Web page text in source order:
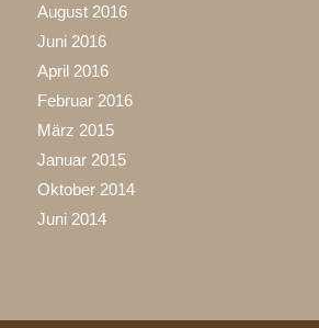
August 2016
Juni 2016
April 2016
Februar 2016
März 2015
Januar 2015
Oktober 2014
Juni 2014